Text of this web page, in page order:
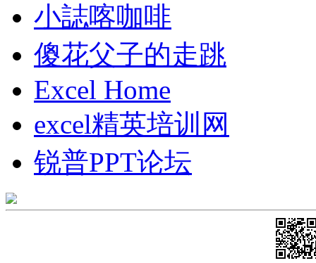
小誌喀咖啡
傻花父子的走跳
Excel Home
excel精英培训网
锐普PPT论坛